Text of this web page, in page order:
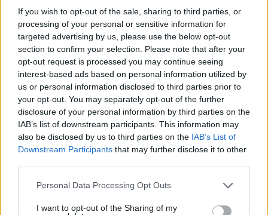
If you wish to opt-out of the sale, sharing to third parties, or
processing of your personal or sensitive information for
targeted advertising by us, please use the below opt-out
section to confirm your selection. Please note that after your
opt-out request is processed you may continue seeing
interest-based ads based on personal information utilized by
us or personal information disclosed to third parties prior to
your opt-out. You may separately opt-out of the further
disclosure of your personal information by third parties on the
IAB’s list of downstream participants. This information may
also be disclosed by us to third parties on the IAB’s List of
Downstream Participants that may further disclose it to other
Please note that this website/app uses one or more Google
not limited to your visit or usage behaviour. You may click to
Personal Data Processing Opt Outs
I want to opt-out of the Sharing of my
Απομένουν 2500 χαρακτήρες
* Υποχρεωτικά πεδία